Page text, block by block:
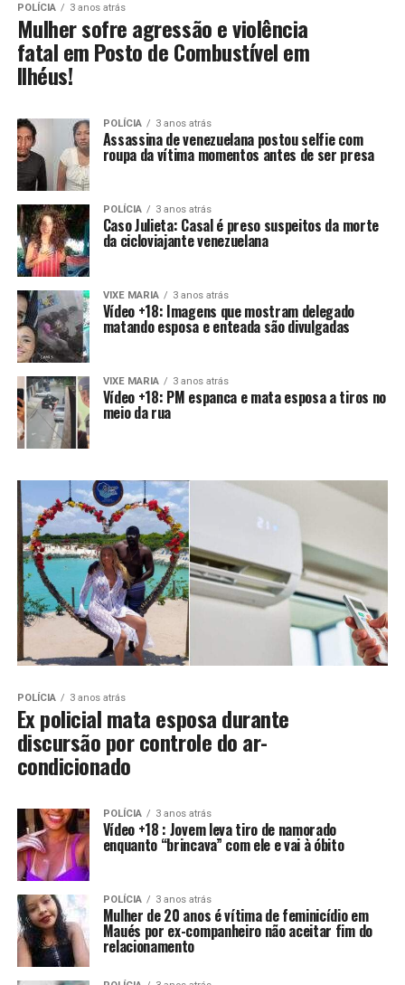
POLÍCIA 3 anos atrás
Mulher sofre agressão e violência
fatal em Posto de Combustível em
Ilhéus!
POLÍCIA 3 anos atrás
Assassina de venezuelana postou selfie com
roupa da vítima momentos antes de ser presa
POLÍCIA 3 anos atrás
Caso Julieta: Casal é preso suspeitos da morte
da cicloviajante venezuelana
VIXE MARIA 3 anos atrás
Vídeo +18: Imagens que mostram delegado
matando esposa e enteada são divulgadas
VIXE MARIA 3 anos atrás
Vídeo +18: PM espanca e mata esposa a tiros no
meio da rua
POLÍCIA 3 anos atrás
Ex policial mata esposa durante
discursão por controle do ar-
condicionado
POLÍCIA 3 anos atrás
Vídeo +18 : Jovem leva tiro de namorado
enquanto “brincava” com ele e vai à óbito
POLÍCIA 3 anos atrás
Mulher de 20 anos é vítima de feminicídio em
Maués por ex-companheiro não aceitar fim do
relacionamento